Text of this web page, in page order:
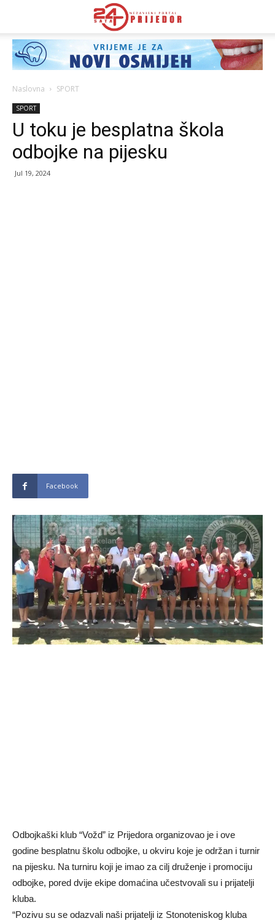
Naslovna SPORT
SPORT
U toku je besplatna škola
odbojke na pijesku
Jul 19, 2024
Facebook
Odbojkaški klub “Vožd” iz Prijedora organizovao je i ove
godine besplatnu školu odbojke, u okviru koje je održan i turnir
na pijesku. Na turniru koji je imao za cilj druženje i promociju
odbojke, pored dvije ekipe domaćina učestvovali su i prijatelji
kluba.
“Pozivu su se odazvali naši prijatelji iz Stonoteniskog kluba